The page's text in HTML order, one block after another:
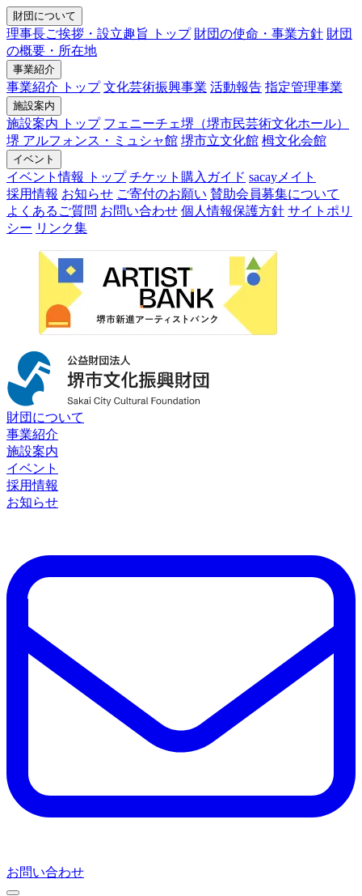
財団について
理事長ご挨拶・設立趣旨 トップ 財団の使命・事業方針 財団
の概要・所在地
事業紹介
事業紹介 トップ 文化芸術振興事業 活動報告 指定管理事業
施設案内
施設案内 トップ フェニーチェ堺（堺市民芸術文化ホール）
堺 アルフォンス・ミュシャ館 堺市立文化館 栂文化会館
イベント
イベント情報 トップ チケット購入ガイド sacayメイト
採用情報 お知らせ ご寄付のお願い 賛助会員募集について
よくあるご質問 お問い合わせ 個人情報保護方針 サイトポリ
シー リンク集
財団について
事業紹介
施設案内
イベント
採用情報
お知らせ
お問い合わせ